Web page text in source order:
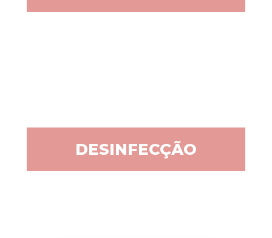
DESINFECÇÃO